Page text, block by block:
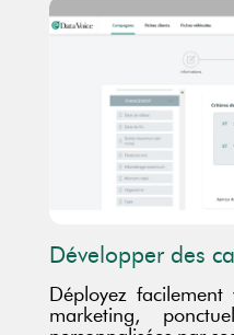
Développer des
Déployez
marketing,